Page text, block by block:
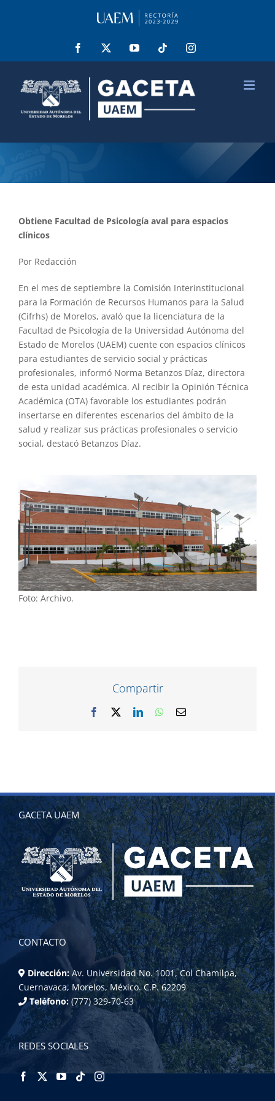
Facebook YouTube Tiktok Instagram
Obtiene Facultad de Psicología aval para espacios
clínicos
Por Redacción
En el mes de septiembre la Comisión Interinstitucional
para la Formación de Recursos Humanos para la Salud
(Cifrhs) de Morelos, avaló que la licenciatura de la
Facultad de Psicología de la Universidad Autónoma del
Estado de Morelos (UAEM) cuente con espacios clínicos
para estudiantes de servicio social y prácticas
profesionales, informó Norma Betanzos Díaz, directora
de esta unidad académica. Al recibir la Opinión Técnica
Académica (OTA) favorable los estudiantes podrán
insertarse en diferentes escenarios del ámbito de la
salud y realizar sus prácticas profesionales o servicio
social, destacó Betanzos Díaz.
Foto: Archivo.
Compartir
Facebook LinkedInWhatsApp
Correo
GACETA UAEM
CONTACTO
Dirección: Av. Universidad No. 1001, Col Chamilpa,
Cuernavaca, Morelos, México. C.P. 62209
Teléfono: (777) 329-70-63
REDES SOCIALES